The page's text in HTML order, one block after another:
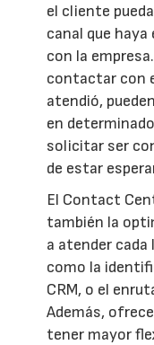
el cliente
canal que
con la
contactar con
atendió,
en
solicitar ser
de estar
El Contact
también la
a atender
como la
CRM, o el
Además,
tener mayor